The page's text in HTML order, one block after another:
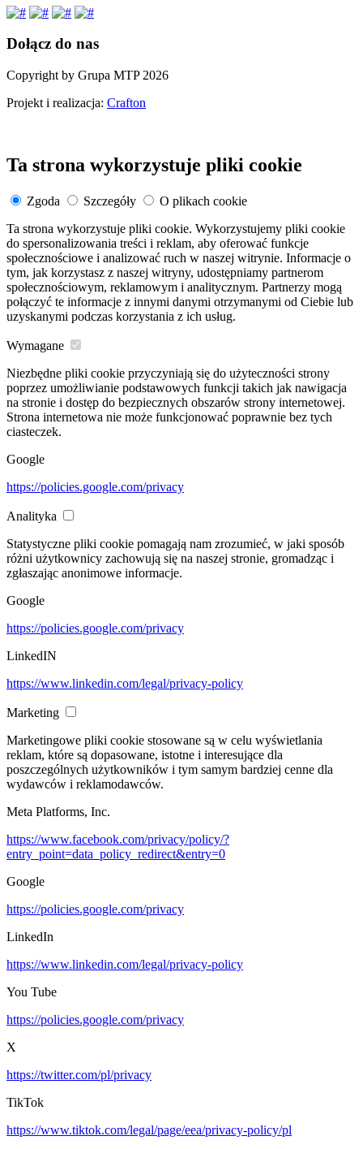
Dołącz do nas
Copyright by Grupa MTP 2026
Projekt i realizacja: Crafton
Ta strona wykorzystuje pliki cookie
Zgoda Szczegóły
O plikach cookie
Ta strona wykorzystuje pliki cookie. Wykorzystujemy pliki cookie
do spersonalizowania treści i reklam, aby oferować funkcje
społecznościowe i analizować ruch w naszej witrynie. Informacje o
tym, jak korzystasz z naszej witryny, udostępniamy partnerom
społecznościowym, reklamowym i analitycznym. Partnerzy mogą
połączyć te informacje z innymi danymi otrzymanymi od Ciebie lub
uzyskanymi podczas korzystania z ich usług.
Wymagane
Niezbędne pliki cookie przyczyniają się do użyteczności strony
poprzez umożliwianie podstawowych funkcji takich jak nawigacja
na stronie i dostęp do bezpiecznych obszarów strony internetowej.
Strona internetowa nie może funkcjonować poprawnie bez tych
ciasteczek.
Google
https://policies.google.com/privacy
Analityka
Statystyczne pliki cookie pomagają nam zrozumieć, w jaki sposób
różni użytkownicy zachowują się na naszej stronie, gromadząc i
zgłaszając anonimowe informacje.
Google
https://policies.google.com/privacy
LinkedIN
https://www.linkedin.com/legal/privacy-policy
Marketing
Marketingowe pliki cookie stosowane są w celu wyświetlania
reklam, które są dopasowane, istotne i interesujące dla
poszczególnych użytkowników i tym samym bardziej cenne dla
wydawców i reklamodawców.
Meta Platforms, Inc.
https://www.facebook.com/privacy/policy/?
entry_point=data_policy_redirect&entry=0
Google
https://policies.google.com/privacy
LinkedIn
https://www.linkedin.com/legal/privacy-policy
You Tube
https://policies.google.com/privacy
X
https://twitter.com/pl/privacy
TikTok
https://www.tiktok.com/legal/page/eea/privacy-policy/pl